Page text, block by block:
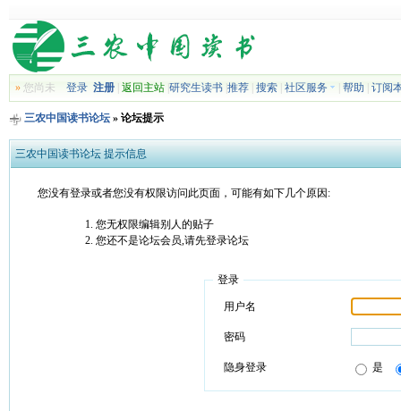
»您尚未 登录 注册| 返回主站| 研究生读书| 推荐| 搜索| 社区服务 帮助 订阅
三农中国读书论坛» 论坛提示
三农中国读书论坛 提示信息
您没有登录或者您没有权限访问此页面，可能有如下几个原因:
您无权限编辑别人的贴子
您还不是论坛会员,请先登录论坛
登录
用户名
密码
隐身登录 是